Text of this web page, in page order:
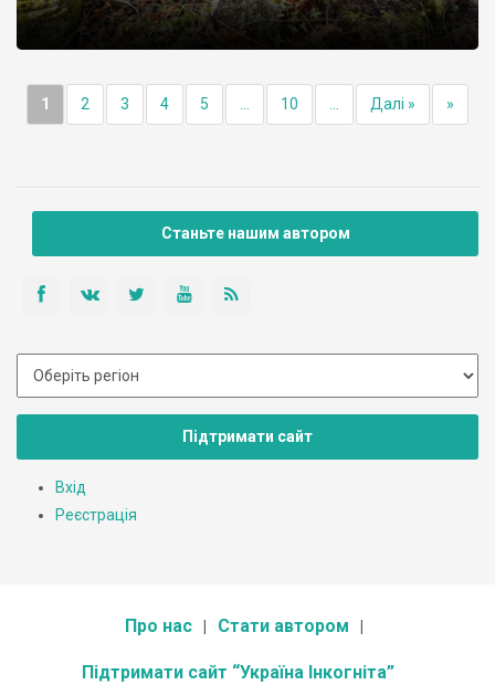
1 2 3 4 5 10 Далі » »
Станьте нашим автором
Підтримати сайт
Вхід
Реєстрація
Про нас Стати автором
Підтримати сайт “Україна Інкогніта”